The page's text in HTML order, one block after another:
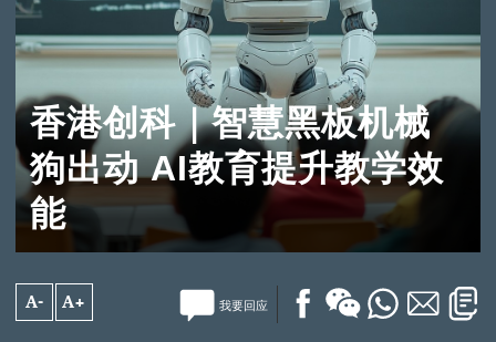
香港创科｜智慧黑板机械
狗出动 AI教育提升教学效
能
A- A+ 我要回应